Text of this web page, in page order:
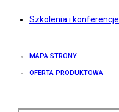
Szkolenia i konferencje
MAPA STRONY
OFERTA PRODUKTOWA